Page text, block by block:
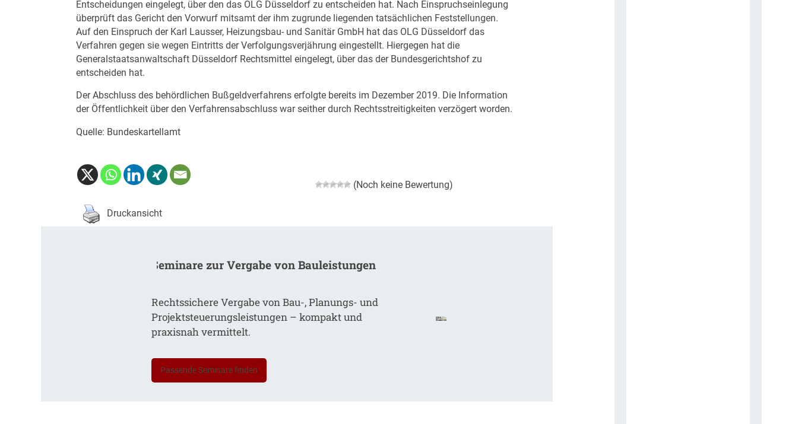
Entscheidungen eingelegt, über den das OLG Düsseldorf zu entscheiden hat. Nach Einspruchseinlegung
überprüft das Gericht den Vorwurf mitsamt der ihm zugrunde liegenden tatsächlichen Feststellungen.
Auf den Einspruch der Karl Lausser, Heizungsbau- und Sanitär GmbH hat das OLG Düsseldorf das
Verfahren gegen sie wegen Eintritts der Verfolgungsverjährung eingestellt. Hiergegen hat die
Generalstaatsanwaltschaft Düsseldorf Rechtsmittel eingelegt, über das der Bundesgerichtshof zu
entscheiden hat.
Der Abschluss des behördlichen Bußgeldverfahrens erfolgte bereits im Dezember 2019. Die Information
der Öffentlichkeit über den Verfahrensabschluss war seither durch Rechtsstreitigkeiten verzögert worden.
Quelle: Bundeskartellamt
(Noch keine Bewertung)
Druckansicht
Seminare zur Vergabe von Bauleistungen
Rechtssichere Vergabe von Bau-, Planungs- und
Projektsteuerungsleistungen – kompakt und
praxisnah vermittelt.
Passende Seminare finden